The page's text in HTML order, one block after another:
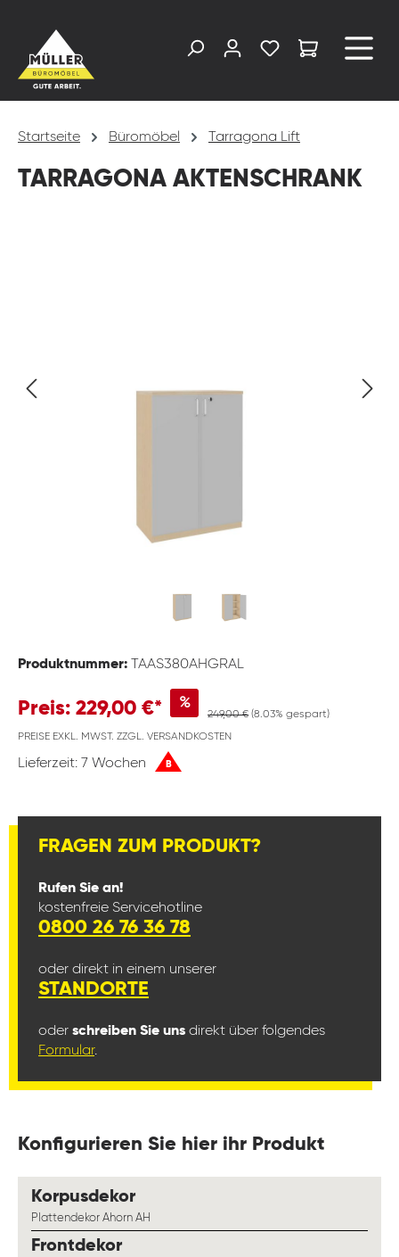
Startseite Büromöbel Tarragona Lift
TARRAGONA AKTENSCHRANK
Produktnummer: TAAS380AHGRAL
Preis: 229,00 €* %
249,00 € (8.03% gespart)
PREISE EXKL. MWST. ZZGL. VERSANDKOSTEN
Lieferzeit: 7 Wochen B
FRAGEN ZUM PRODUKT?
Rufen Sie an!
kostenfreie Servicehotline
0800 26 76 36 78
oder direkt in einem unserer
STANDORTE
oder schreiben Sie uns direkt über folgendes
Formular.
Konfigurieren Sie hier ihr Produkt
Korpusdekorauswählen
Plattendekor Ahorn AH
Frontdekorauswählen